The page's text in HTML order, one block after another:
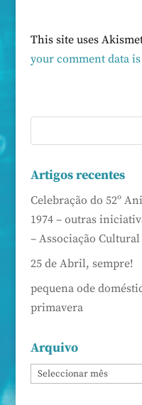
This site uses
your comment data
Artigos recentes
Celebração do 52º
1974 – outras
– Associação Cultural
25 de Abril, sempre!
pequena ode
primavera
Arquivo